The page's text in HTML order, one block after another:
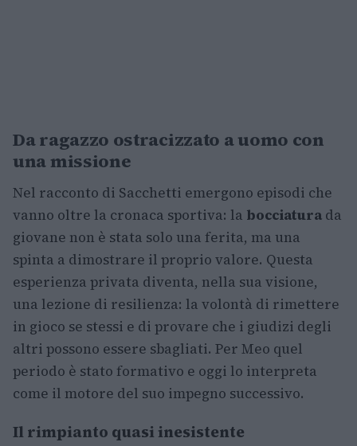
Da ragazzo ostracizzato a uomo con
una missione
Nel racconto di Sacchetti emergono episodi che
vanno oltre la cronaca sportiva: la bocciatura da
giovane non è stata solo una ferita, ma una
spinta a dimostrare il proprio valore. Questa
esperienza privata diventa, nella sua visione,
una lezione di resilienza: la volontà di rimettere
in gioco se stessi e di provare che i giudizi degli
altri possono essere sbagliati. Per Meo quel
periodo è stato formativo e oggi lo interpreta
come il motore del suo impegno successivo.
Il rimpianto quasi inesistente